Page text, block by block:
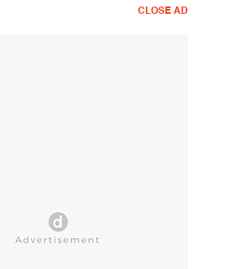
CLOSE AD